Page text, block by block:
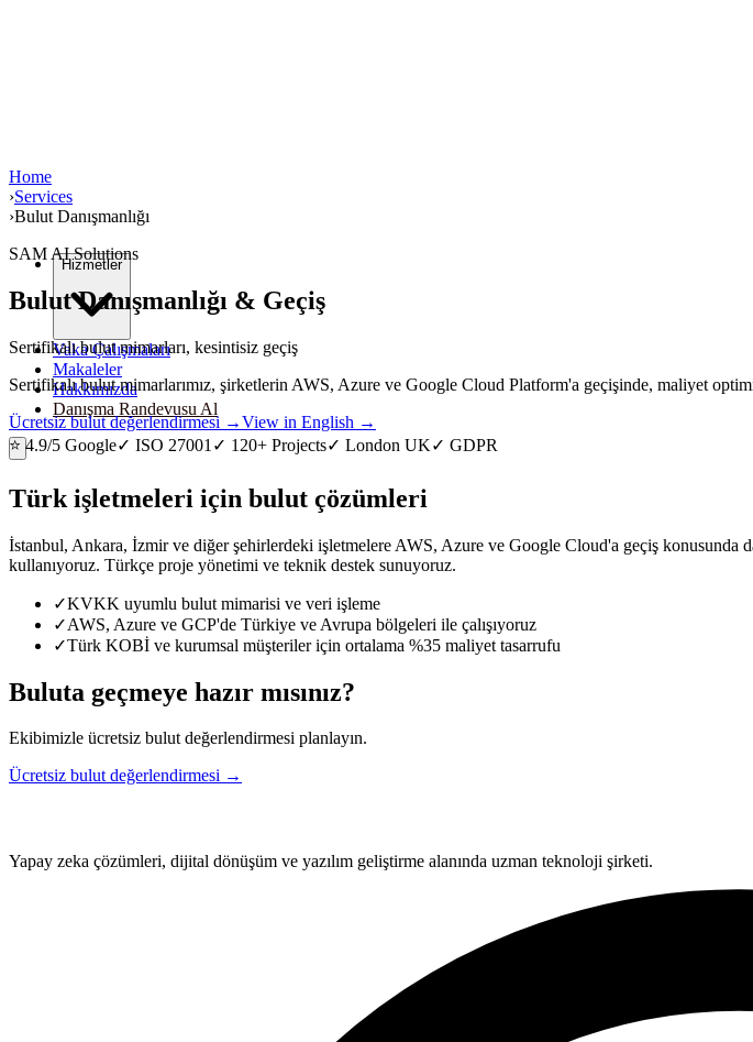
Hizmetler
Vaka Çalışmaları
Makaleler
Hakkımızda
Danışma Randevusu Al
Home
›Services
›Bulut Danışmanlığı
SAM AI Solutions
Bulut Danışmanlığı & Geçiş
Sertifikalı bulut mimarları, kesintisiz geçiş
Sertifikalı bulut mimarlarımız, şirketlerin AWS, Azure ve Google Cloud Platform'a geçişinde, maliyet
Ücretsiz bulut değerlendirmesi →View in English →
⭐ 4.9/5 Google✓ ISO 27001 ✓ 120+ Projects✓ London UK✓ GDPR
Türk işletmeleri için bulut çözümleri
İstanbul, Ankara, İzmir ve diğer şehirlerdeki işletmelere AWS, Azure ve Google Cloud'a geçiş
kullanıyoruz. Türkçe proje yönetimi ve teknik destek sunuyoruz.
✓KVKK uyumlu bulut mimarisi ve veri işleme
✓AWS, Azure ve GCP'de Türkiye ve Avrupa bölgeleri ile çalışıyoruz
✓Türk KOBİ ve kurumsal müşteriler için ortalama %35 maliyet tasarrufu
Buluta geçmeye hazır mısınız?
Ekibimizle ücretsiz bulut değerlendirmesi planlayın.
Ücretsiz bulut değerlendirmesi →
Yapay zeka çözümleri, dijital dönüşüm ve yazılım geliştirme alanında uzman teknoloji şirketi.